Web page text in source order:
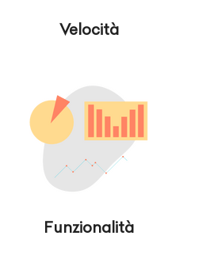
Velocità
Funzionalità